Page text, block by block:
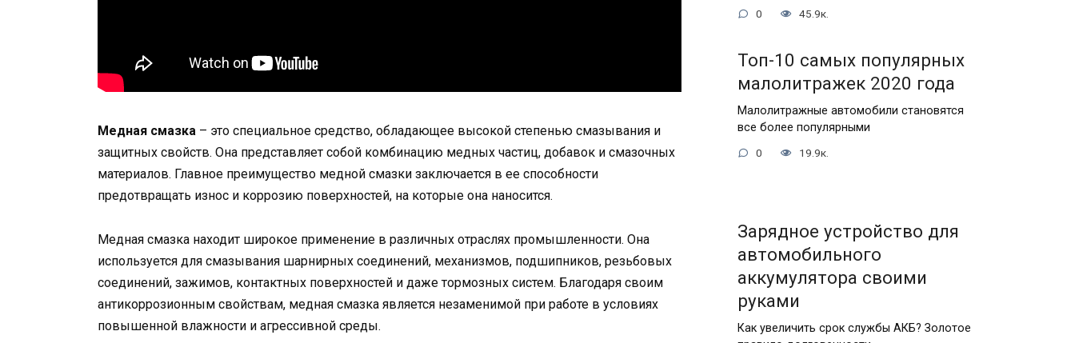
Медная смазка – это специальное средство, обладающее высокой степенью смазывания и
защитных свойств. Она представляет собой комбинацию медных частиц, добавок и смазочных
материалов. Главное преимущество медной смазки заключается в ее способности
предотвращать износ и коррозию поверхностей, на которые она наносится.
Медная смазка находит широкое применение в различных отраслях промышленности. Она
используется для смазывания шарнирных соединений, механизмов, подшипников, резьбовых
соединений, зажимов, контактных поверхностей и даже тормозных систем. Благодаря своим
антикоррозионным свойствам, медная смазка является незаменимой при работе в условиях
повышенной влажности и агрессивной среды.
0 45.9к.
Топ-10 самых популярных
малолитражек 2020 года
Малолитражные автомобили становятся
все более популярными
0 19.9к.
Зарядное устройство для
автомобильного
аккумулятора своими
руками
Как увеличить срок службы АКБ? Золотое